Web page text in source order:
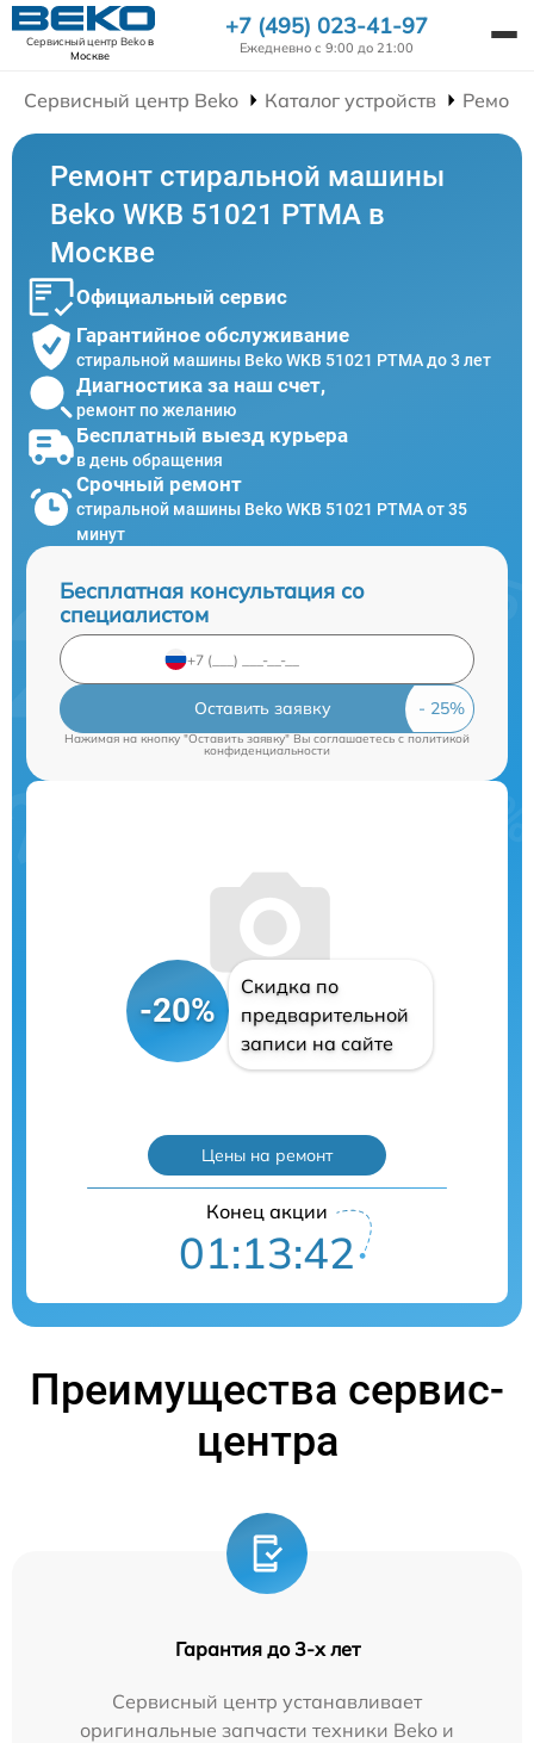
Сервисный центр Bekoв
Москве
+7 (495) 023-41-97
Ежедневно с 9:00 до 21:00
Сервисный центр Beko Каталог устройств
Ремонт стиральной машины
Beko WKB 51021 PTMA в
Москве
Официальный сервис
Гарантийное обслуживание
стиральной машины Beko WKB 51021 PTMA до 3 лет
Диагностика за наш счет,
ремонт по желанию
Бесплатный выезд курьера
в день обращения
Срочный ремонт
стиральной машины Beko WKB 51021 PTMA от 35
минут
Бесплатная консультация со
специалистом
Оставить заявку
Нажимая на кнопку "Оставить заявку" Вы соглашаетесь c политикой
конфиденциальности
-20%
Скидка по
предварительной
записи на сайте
Цены на ремонт
Конец акции
01:13:41
Преимущества сервис-
центра
Гарантия до 3-х лет
Сервисный центр устанавливает
оригинальные запчасти техники Beko и